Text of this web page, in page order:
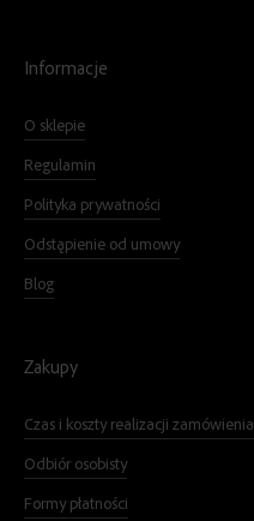
Informacje
O sklepie
Regulamin
Polityka prywatności
Odstąpienie od umowy
Blog
Zakupy
Czas i koszty realizacji zamówienia
Odbiór osobisty
Formy płatności